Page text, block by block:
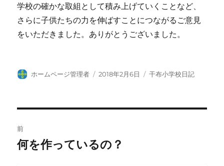
学校の確かな取組として積み上げていくことなど、
さらに子供たちの力を伸ばすことにつながるご意見
をいただきました。ありがとうございました。
投
ホームページ管理者
投
2018年2月6日
カ
干布小学校日記
稿
前
前
何を作っているの？